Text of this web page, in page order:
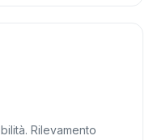
Rilevamento